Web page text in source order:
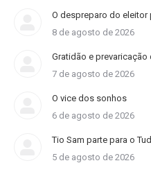
O despreparo do
8 de agosto de 2026
Gratidão e
7 de agosto de 2026
O vice dos sonhos
6 de agosto de 2026
Tio Sam parte para o
5 de agosto de 2026